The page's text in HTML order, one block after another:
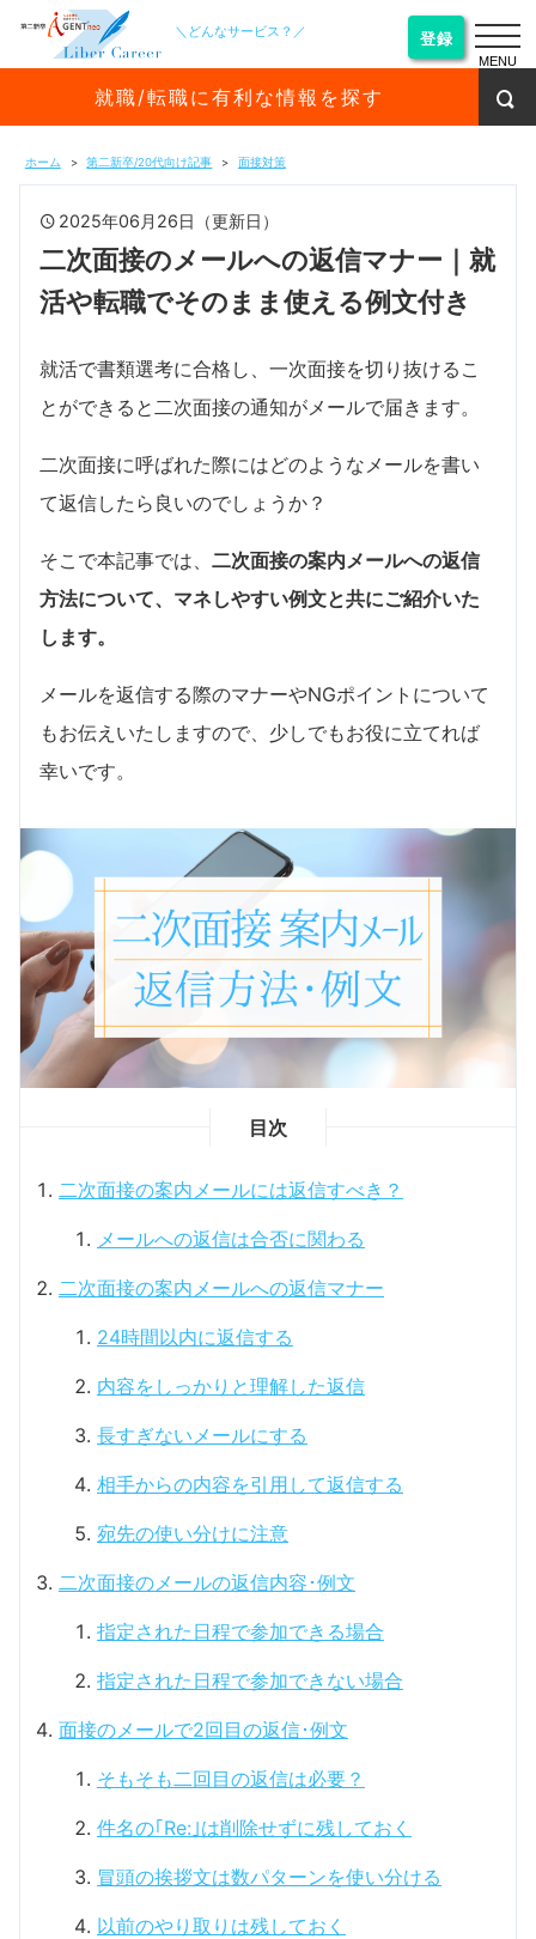
＼どんなサービス？／ 登録
就職/転職に有利な情報を探す
ホーム 第二新卒/20代向け記事 面接対策
2025年06月26日（更新日）
二次面接のメールへの返信マナー｜就
活や転職でそのまま使える例文付き
就活で書類選考に合格し、一次面接を切り抜けるこ
とができると二次面接の通知がメールで届きます。
二次面接に呼ばれた際にはどのようなメールを書い
て返信したら良いのでしょうか？
そこで本記事では、 二次面接の案内メールへの返信
方法について、マネしやすい例文と共にご紹介いた
します。
メールを返信する際のマナーやNGポイントについて
もお伝えいたしますので、少しでもお役に立てれば
幸いです。
目次
二次面接の案内メールには返信すべき？
メールへの返信は合否に関わる
二次面接の案内メールへの返信マナー
24時間以内に返信する
内容をしっかりと理解した返信
長すぎないメールにする
相手からの内容を引用して返信する
宛先の使い分けに注意
二次面接のメールの返信内容･例文
指定された日程で参加できる場合
指定された日程で参加できない場合
面接のメールで2回目の返信･例文
そもそも二回目の返信は必要？
件名の｢Re:｣は削除せずに残しておく
冒頭の挨拶文は数パターンを使い分ける
以前のやり取りは残しておく
MENU